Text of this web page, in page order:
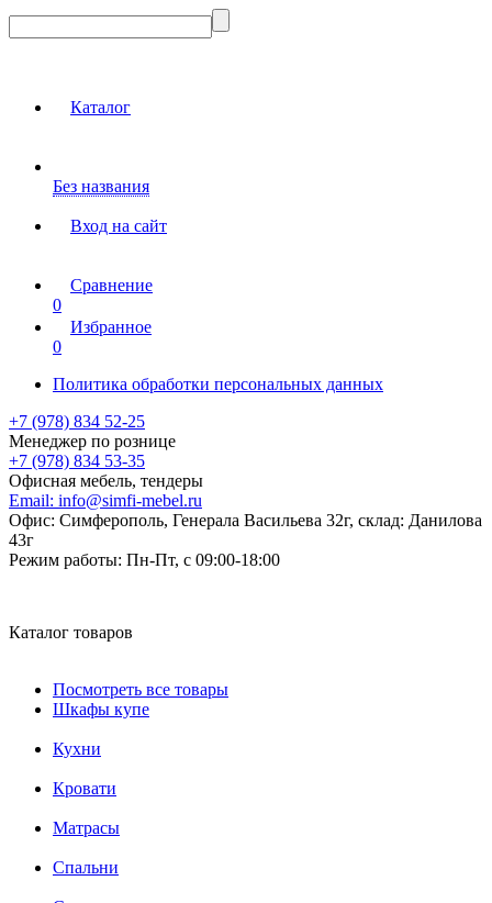
Каталог
Без названия
Вход на сайт
Сравнение
0
Избранное
0
Политика обработки персональных данных
+7 (978) 834 52-25
Менеджер по рознице
+7 (978) 834 53-35
Офисная мебель, тендеры
Email: info@simfi-mebel.ru
Офис: Симферополь, Генерала Васильева 32г, склад: Данилова
43г
Режим работы: Пн-Пт, с 09:00-18:00
Каталог товаров
Посмотреть все товары
Шкафы купе
Кухни
Кровати
Матрасы
Cпальни